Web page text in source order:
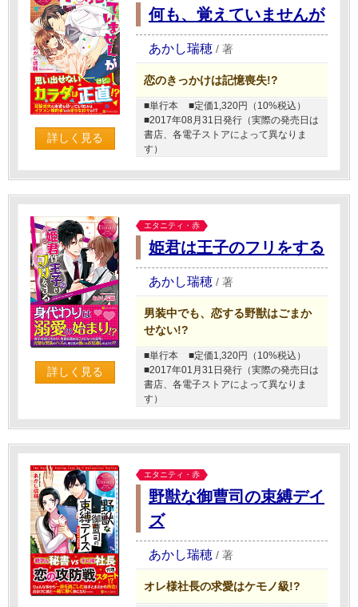
詳しく見る
何も、覚えていませんが
あかし瑞穂 / 著
恋のきっかけは記憶喪失!?
■単行本
■定価1,320円（10%税込）
■2017年08月31日発行（実際の発売日は
書店、各電子ストアによって異なりま
す）
詳しく見る
エタニティ・赤
姫君は王子のフリをする
あかし瑞穂 / 著
男装中でも、恋する野獣はごまか
せない!?
■単行本
■定価1,320円（10%税込）
■2017年01月31日発行（実際の発売日は
書店、各電子ストアによって異なりま
す）
エタニティ・赤
野獣な御曹司の束縛デイ
ズ
あかし瑞穂 / 著
オレ様社長の求愛はケモノ級!?